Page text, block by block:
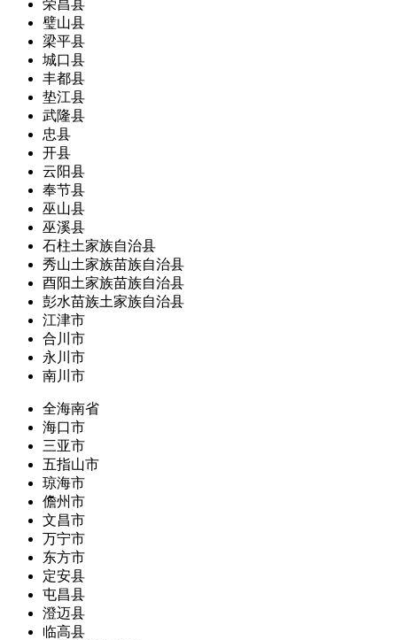
荣昌县
璧山县
梁平县
城口县
丰都县
垫江县
武隆县
忠县
开县
云阳县
奉节县
巫山县
巫溪县
石柱土家族自治县
秀山土家族苗族自治县
酉阳土家族苗族自治县
彭水苗族土家族自治县
江津市
合川市
永川市
南川市
全海南省
海口市
三亚市
五指山市
琼海市
儋州市
文昌市
万宁市
东方市
定安县
屯昌县
澄迈县
临高县